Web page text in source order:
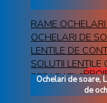
RAME
OCHELARI DE
LENTILE DE
SOLUTII LENTILE
REPARATII
Ochelari de soare,
de